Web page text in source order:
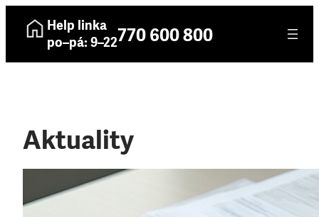
Help linka
po–pá: 9–22770 600 800
Aktuality